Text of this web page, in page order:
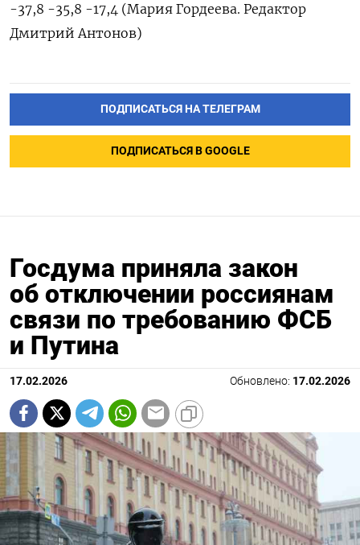
-37,​8 -35,8 -17,4 (Мария ‌Гордеева. Редактор
Дмитрий Антонов)
ПОДПИСАТЬСЯ НА ТЕЛЕГРАМ
ПОДПИСАТЬСЯ В GOOGLE
Госдума приняла закон
об отключении россиянам
связи по требованию ФСБ
и Путина
17.02.2026 Обновлено: 17.02.2026